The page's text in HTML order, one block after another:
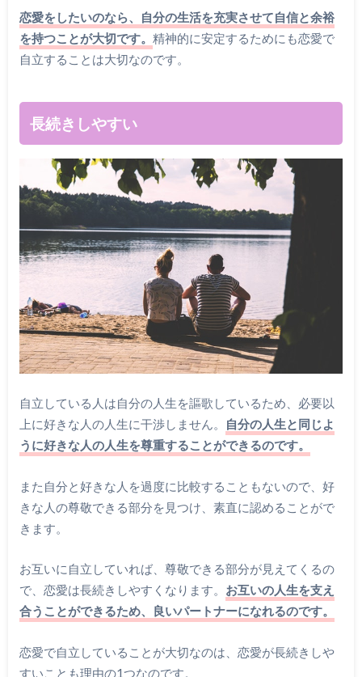
恋愛をしたいのなら、自分の生活を充実させて自信と余裕
を持つことが大切です。 精神的に安定するためにも恋愛で
自立することは大切なのです。
長続きしやすい
自立している人は自分の人生を謳歌しているため、必要以
上に好きな人の人生に干渉しません。
自分の人生と同じよ
うに好きな人の人生を尊重することができるのです。
また自分と好きな人を過度に比較することもないので、好
きな人の尊敬できる部分を見つけ、素直に認めることがで
きます。
お互いに自立していれば、尊敬できる部分が見えてくるの
で、恋愛は長続きしやすくなります。 お互いの人生を支え
合うことができるため、良いパートナーになれるのです。
恋愛で自立していることが大切なのは、恋愛が長続きしや
すいことも理由の1つなのです。